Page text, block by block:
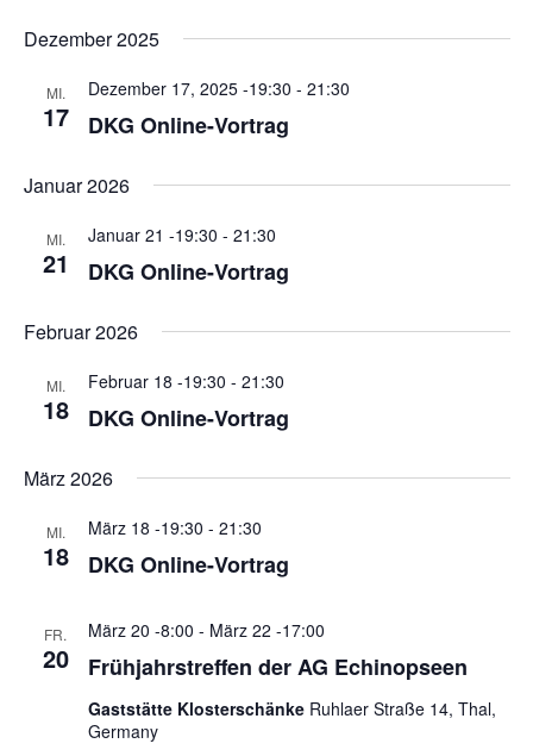
Dezember 2025
MI.
17 DKG Online-Vortrag
Dezember 17, 2025 -19:30 - 21:30
Januar 2026
MI.
21 DKG Online-Vortrag
Januar 21 -19:30 - 21:30
Februar 2026
MI.
18 DKG Online-Vortrag
Februar 18 -19:30 - 21:30
März 2026
MI.
18 DKG Online-Vortrag
März 18 -19:30 - 21:30
FR.
20 Frühjahrstreffen der AG Echinopseen
März 20 -8:00 - März 22 -17:00
Gaststätte Klosterschänke Ruhlaer Straße 14, Thal,
Germany